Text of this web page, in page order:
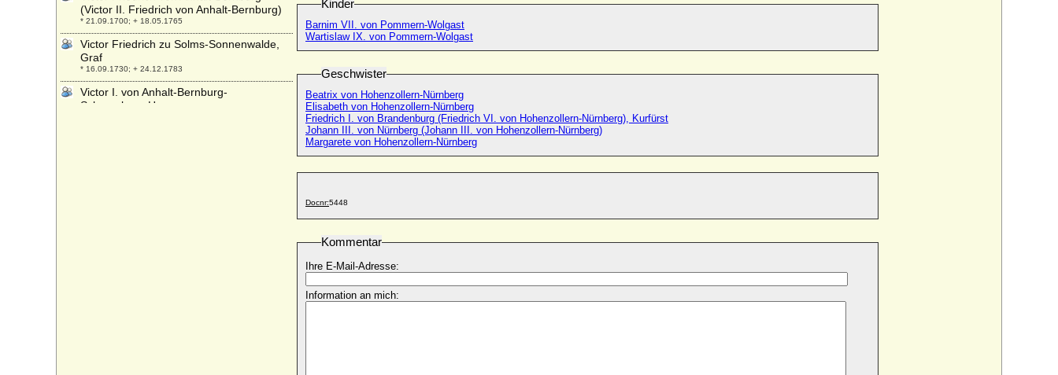
Kinder
Barnim VII. von Pommern-Wolgast
Wartislaw IX. von Pommern-Wolgast
Geschwister
Beatrix von Hohenzollern-Nürnberg
Elisabeth von Hohenzollern-Nürnberg
Friedrich I. von Brandenburg (Friedrich VI. von Hohenzollern-Nürnberg), Kurfürst
Johann III. von Nürnberg (Johann III. von Hohenzollern-Nürnberg)
Margarete von Hohenzollern-Nürnberg
Docnr:5448
Kommentar
Ihre E-Mail-Adresse:
Information an mich:
(Victor II. Friedrich von Anhalt-Bernburg)
* 21.09.1700; + 18.05.1765
Victor Friedrich zu Solms-Sonnenwalde,
Graf
* 16.09.1730; + 24.12.1783
Victor I. von Anhalt-Bernburg-
Schaumburg-Hoym